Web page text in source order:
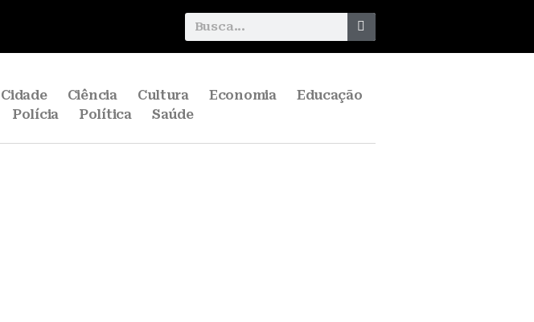
Cidade Ciência Cultura Economia
Educação
Polícia Política Saúde